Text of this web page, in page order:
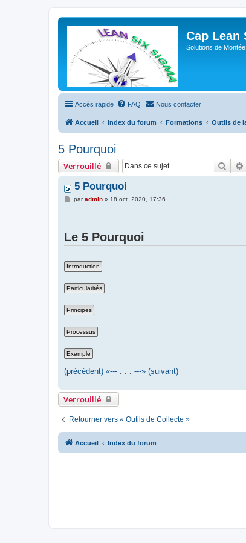
Cap Lean
Solutions de
Accès rapide FAQ Nous contacter
Accueil Index du forum Formations Outils de
5 Pourquoi
Verrouillé
5 Pourquoi
M
g
e
paradmin» 18 oct. 2020, 17:36
Le 5 Pourquoi
(précédent) «--- . . . ---» (suivant)
Verrouillé
Retourner vers « Outils de Collecte »
Accueil Index du forum